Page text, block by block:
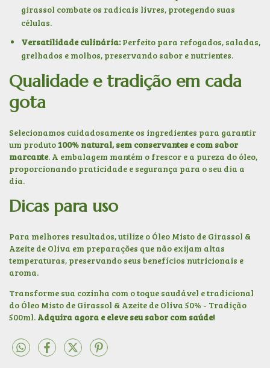
girassol combate os radicais livres, protegendo suas
células.
Versatilidade culinária:Perfeito para refogados, saladas,
grelhados e molhos, preservando sabor e nutrientes.
Qualidade e tradição em cada
gota
Selecionamos cuidadosamente os ingredientes para garantir
um produto100% natural, sem conservantes e com sabor
marcante. A embalagem mantém o frescor e a pureza do óleo,
proporcionando praticidade e segurança para o seu dia a
dia.
Dicas para uso
Para melhores resultados, utilize o Óleo Misto de Girassol &
Azeite de Oliva em preparações que não exijam altas
temperaturas, preservando seus benefícios nutricionais e
aroma.
Transforme sua cozinha com o toque saudável e tradicional
do Óleo Misto de Girassol & Azeite de Oliva 50% - Tradição
500ml. Adquira agora e eleve seu sabor com saúde!